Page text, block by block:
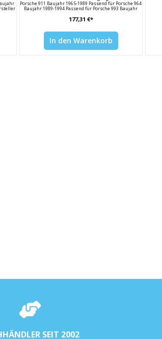
040
Porsche 911 Baujahr 1965-1989 Passend für Porsche 964
Baujahr 1989-1994 Passend für Porsche 993 Baujahr
Nummer 93010704001 / 90110735101 Porsche
Vergleichsnummer 930 107 040 01 / 901 107 351 01
177,31 €*
In den Warenkorb
SEIT 2002